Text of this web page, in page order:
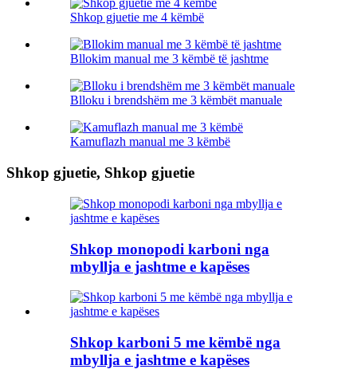
Shkop gjuetie me 4 këmbë
Bllokim manual me 3 këmbë të jashtme
Blloku i brendshëm me 3 këmbët manuale
Kamuflazh manual me 3 këmbë
Shkop gjuetie, Shkop gjuetie
Shkop monopodi karboni nga
mbyllja e jashtme e kapëses
Shkop karboni 5 me këmbë nga
mbyllja e jashtme e kapëses